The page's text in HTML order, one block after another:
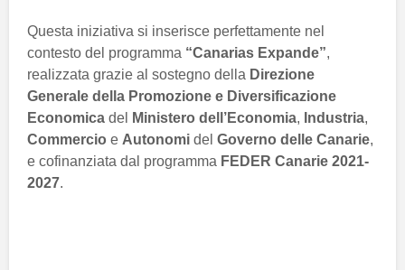
Questa iniziativa si inserisce perfettamente nel
contesto del programma “Canarias Expande”,
realizzata grazie al sostegno della Direzione
Generale della Promozione e Diversificazione
Economica del Ministero dell’Economia, Industria,
Commercio e Autonomi del Governo delle Canarie,
e cofinanziata dal programma FEDER Canarie 2021-
2027.